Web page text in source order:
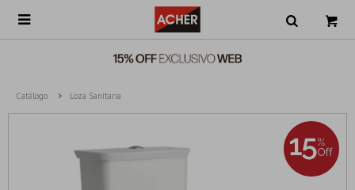

Catálogo Loza Sanitaria